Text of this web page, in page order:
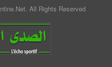
All Rights Reserved